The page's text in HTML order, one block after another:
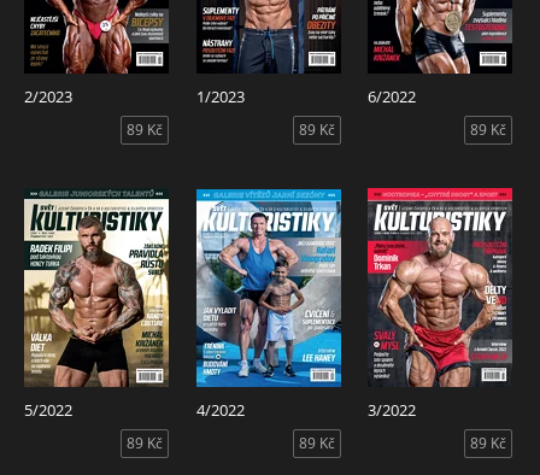
2/2023
89 Kč
1/2023
89 Kč
6/2022
89 Kč
5/2022
89 Kč
4/2022
89 Kč
3/2022
89 Kč